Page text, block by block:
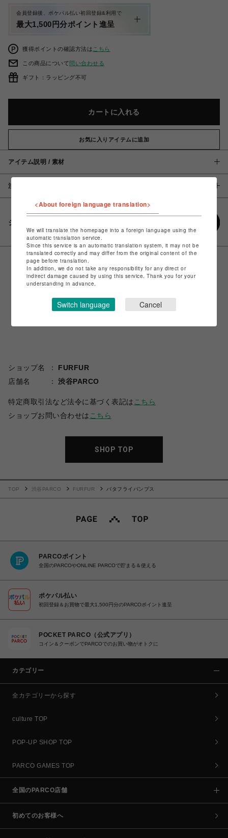
会員登録後、ポケパル払い初回登録&利用で
最大1,500円分ポイント進呈
獲得ポイントの確認方法は こちら
この商品について問い合わせる
ギフト：ラッピング不可
カートに入れる
お気に入りアイテムに追加
アイテム説明 / 素材
注意事項
シェアする
ショップ名
FURFUR
店舗名
渋谷PARCO
特定商取引法など法令に基づく表記は こちら
ショップお問い合わせは こちら
SHOP TOP
TOP 渋谷PARCO FURFUR バタフライパンプス
PARCOポイント
全国のPARCOやONLINE PARCOで貯まる＆使える
ポケパル払い
初回登録＆お買物で最大1,500円分のPARCOポイント進呈
POCKET PARCO（公式アプリ）
コイン＆クーポンでPARCOでのお買い物がオトクに
カテゴリー
全カテゴリーから探す
culture TOP
POP-UP SHOP TOP
PARCO GAMES TOP
全国のPARCO店舗
初めてのお客様へ
<About foreign language translation>
We will translate the homepage into a foreign language using the
automatic translation service.
Since this service is an automatic translation system, it may not be
translated correctly and may differ from the original content of the
page before translation.
In addition, we do not take any responsibility for any direct or
indirect damage caused by using this service. Thank you for your
understanding in advance.
Switch language Cancel